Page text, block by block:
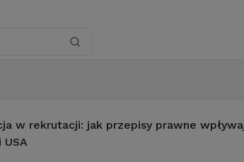
w rekrutacji: jak przepisy prawne